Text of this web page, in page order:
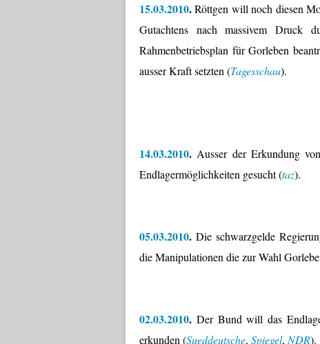
15.03.2010.Röttgen will noch diesen
Gutachtens nach massivem Druck
Rahmenbetriebsplan für Gorleben
ausser Kraft setzten (Tagesschau).
14.03.2010. Ausser der Erkundung
Endlagermöglichkeiten gesucht (taz).
05.03.2010. Die schwarzgelde
die Manipulationen die zur Wahl
02.03.2010. Der Bund will das
erkunden (Sueddeutsche, Spiegel, NDR).